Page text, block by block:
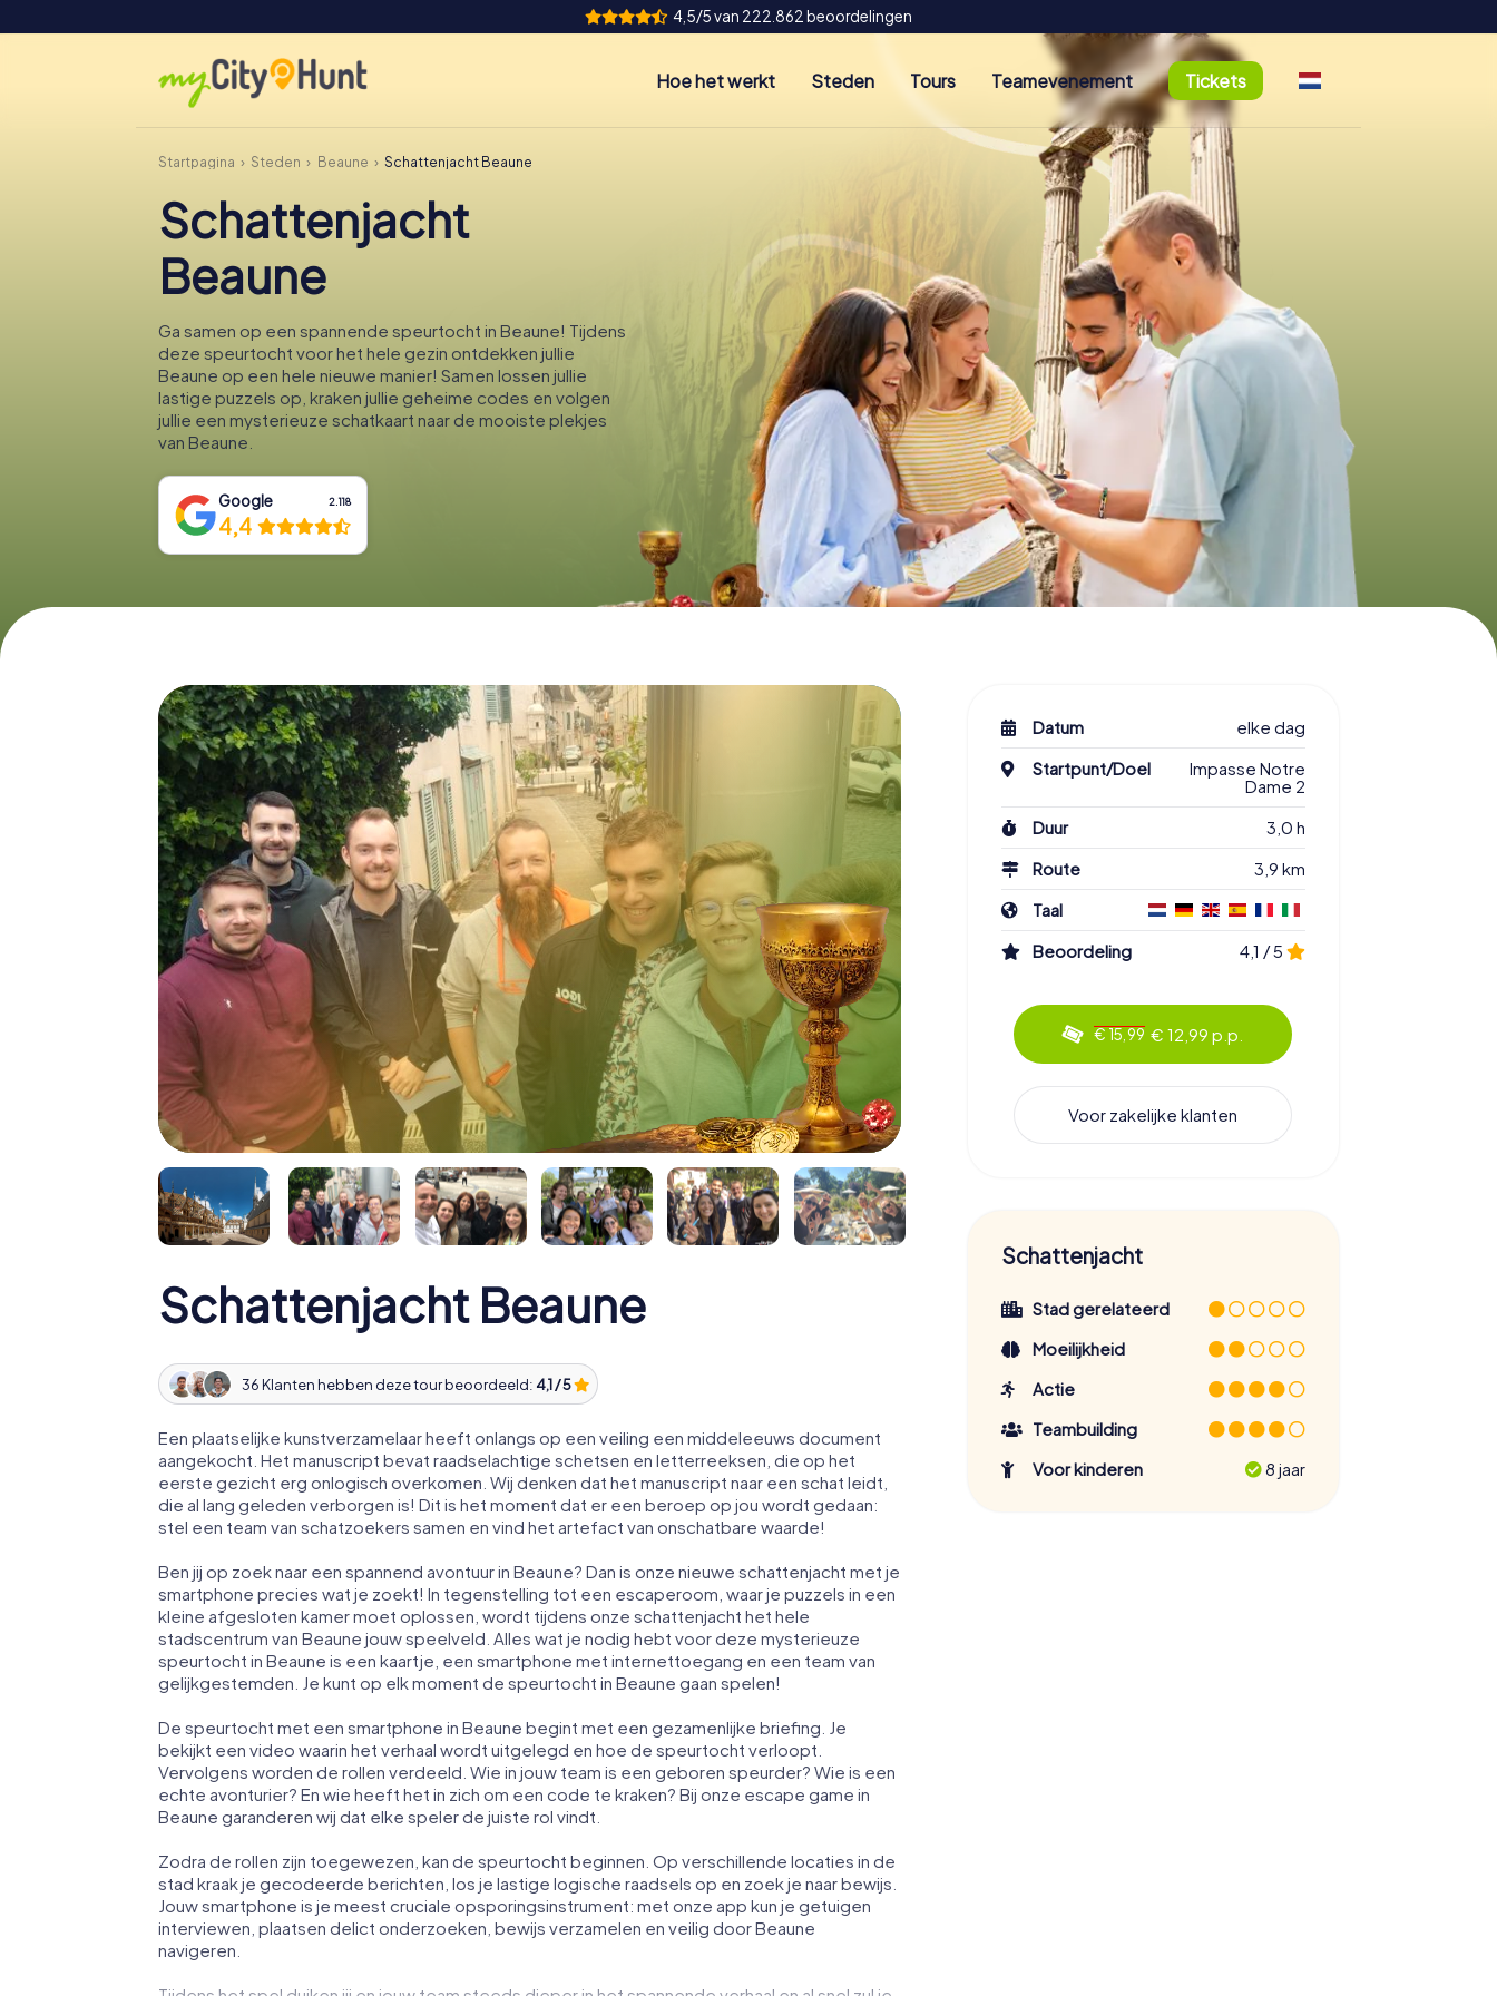
4,5/5 van 222.862 beoordelingen
Hoe het werkt Steden Tours Teamevenement Tickets
Startpagina Steden Beaune Schattenjacht Beaune
Schattenjacht
Beaune
Ga samen op een spannende speurtocht in Beaune! Tijdens
deze speurtocht voor het hele gezin ontdekken jullie
Beaune op een hele nieuwe manier! Samen lossen jullie
lastige puzzels op, kraken jullie geheime codes en volgen
jullie een mysterieuze schatkaart naar de mooiste plekjes
van Beaune.
Google 2.118
4,4
Schattenjacht Beaune
36 Klanten hebben deze tour beoordeeld: 4,1 / 5
Een plaatselijke kunstverzamelaar heeft onlangs op een veiling een middeleeuws document
aangekocht. Het manuscript bevat raadselachtige schetsen en letterreeksen, die op het
eerste gezicht erg onlogisch overkomen. Wij denken dat het manuscript naar een schat leidt,
die al lang geleden verborgen is! Dit is het moment dat er een beroep op jou wordt gedaan:
stel een team van schatzoekers samen en vind het artefact van onschatbare waarde!
Ben jij op zoek naar een spannend avontuur in Beaune? Dan is onze nieuwe schattenjacht met je
smartphone precies wat je zoekt! In tegenstelling tot een escaperoom, waar je puzzels in een
kleine afgesloten kamer moet oplossen, wordt tijdens onze schattenjacht het hele
stadscentrum van Beaune jouw speelveld. Alles wat je nodig hebt voor deze mysterieuze
speurtocht in Beaune is een kaartje, een smartphone met internettoegang en een team van
gelijkgestemden. Je kunt op elk moment de speurtocht in Beaune gaan spelen!
De speurtocht met een smartphone in Beaune begint met een gezamenlijke briefing. Je
bekijkt een video waarin het verhaal wordt uitgelegd en hoe de speurtocht verloopt.
Vervolgens worden de rollen verdeeld. Wie in jouw team is een geboren speurder? Wie is een
echte avonturier? En wie heeft het in zich om een code te kraken? Bij onze escape game in
Beaune garanderen wij dat elke speler de juiste rol vindt.
Zodra de rollen zijn toegewezen, kan de speurtocht beginnen. Op verschillende locaties in de
stad kraak je gecodeerde berichten, los je lastige logische raadsels op en zoek je naar bewijs.
Jouw smartphone is je meest cruciale opsporingsinstrument: met onze app kun je getuigen
interviewen, plaatsen delict onderzoeken, bewijs verzamelen en veilig door Beaune
navigeren.
Datum
elke dag
Startpunt/Doel
Impasse Notre
Dame 2
Duur
3,0 h
Route
3,9 km
Taal
Beoordeling
4,1 / 5
€ 15,99 € 12,99 p.p.
Voor zakelijke klanten
Schattenjacht
Stad gerelateerd
Moeilijkheid
Actie
Teambuilding
Voor kinderen
8 jaar